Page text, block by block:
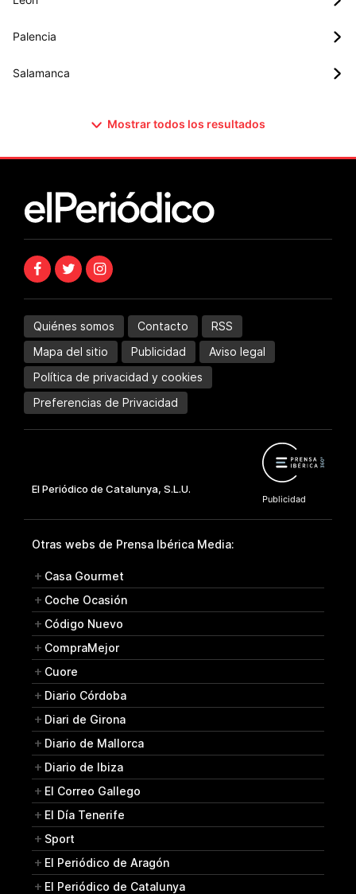
Palencia
Salamanca
Mostrar todos los resultados
Quiénes somos Contacto
RSS
Mapa del sitio
Publicidad
Aviso legal
Política de privacidad y cookies
Preferencias de Privacidad
Otras webs de Prensa Ibérica Media:
Casa Gourmet
Coche Ocasión
Código Nuevo
CompraMejor
Cuore
Diario Córdoba
Diari de Girona
Diario de Mallorca
Diario de Ibiza
El Correo Gallego
El Día Tenerife
Sport
El Periódico de Aragón
El Periódico de Catalunya